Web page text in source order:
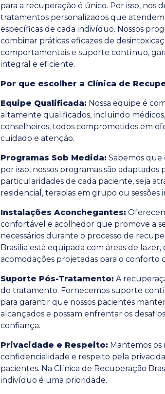
para a recuperação é único. Por isso, nos
tratamentos personalizados que atendem
específicas de cada indivíduo. Nossos
combinar práticas eficazes de
comportamentais e suporte contínuo,
integral e eficiente.
Por que escolher a Clínica de
Equipe Qualificada: Nossa equipe é
altamente qualificados, incluindo
conselheiros, todos comprometidos em
cuidado e atenção.
Programas Sob Medida: Sabemos que
por isso, nossos programas são adaptados
particularidades de cada paciente, seja
residencial, terapias em grupo ou sessões
Instalações Aconchegantes:
confortável e acolhedor que promove a
necessários durante o processo de
Brasília está equipada com áreas de lazer,
acomodações projetadas para o conforto
Suporte Pós-Tratamento: A
do tratamento. Fornecemos suporte
para garantir que nossos pacientes
alcançados e possam enfrentar os
confiança.
Privacidade e Respeito: Mantemos os
confidencialidade e respeito pela
pacientes. Na Clínica de Recuperação
indivíduo é uma prioridade.